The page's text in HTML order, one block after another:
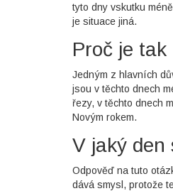
tyto dny vskutku
je situace jiná.
Proč je
Jedným z hlavních
jsou v těchto dnech
řezy, v těchto dnech
Novým rokem.
V jaký den
Odpověď na tuto
dává smysl, protože